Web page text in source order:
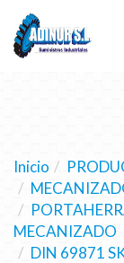
Inicio
MECANIZADO
DIN 69871